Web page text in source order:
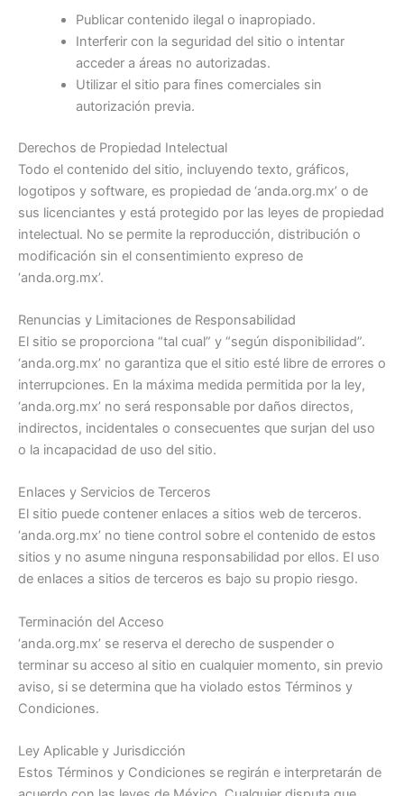
Publicar contenido ilegal o inapropiado.
Interferir con la seguridad del sitio o intentar
acceder a áreas no autorizadas.
Utilizar el sitio para fines comerciales sin
autorización previa.
Derechos de Propiedad Intelectual
Todo el contenido del sitio, incluyendo texto, gráficos,
logotipos y software, es propiedad de ‘anda.org.mx’ o de
sus licenciantes y está protegido por las leyes de propiedad
intelectual. No se permite la reproducción, distribución o
modificación sin el consentimiento expreso de
‘anda.org.mx’.
Renuncias y Limitaciones de Responsabilidad
El sitio se proporciona “tal cual” y “según disponibilidad”.
‘anda.org.mx’ no garantiza que el sitio esté libre de errores o
interrupciones. En la máxima medida permitida por la ley,
‘anda.org.mx’ no será responsable por daños directos,
indirectos, incidentales o consecuentes que surjan del uso
o la incapacidad de uso del sitio.
Enlaces y Servicios de Terceros
El sitio puede contener enlaces a sitios web de terceros.
‘anda.org.mx’ no tiene control sobre el contenido de estos
sitios y no asume ninguna responsabilidad por ellos. El uso
de enlaces a sitios de terceros es bajo su propio riesgo.
Terminación del Acceso
‘anda.org.mx’ se reserva el derecho de suspender o
terminar su acceso al sitio en cualquier momento, sin previo
aviso, si se determina que ha violado estos Términos y
Condiciones.
Ley Aplicable y Jurisdicción
Estos Términos y Condiciones se regirán e interpretarán de